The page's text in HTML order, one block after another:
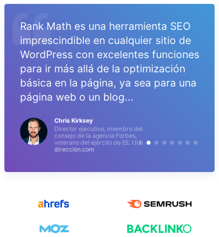
Rank Math es una herramienta SEO
imprescindible en cualquier sitio de
WordPress con excelentes funciones
para ir más allá de la optimización
básica en la página, ya sea para una
página web o un blog...
Chris Kirksey
Director ejecutivo, miembro del
consejo de la agencia Forbes,
veterano del ejército de EE. UU.
dirección.com